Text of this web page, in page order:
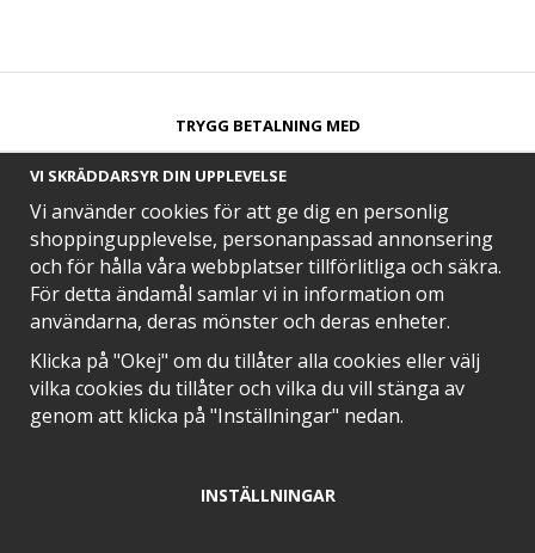
TRYGG BETALNING MED​
SNABB LEVERANS MED
EN DEL AV
VI SKRÄDDARSYR DIN UPPLEVELSE
Vi använder cookies för att ge dig en personlig
shoppingupplevelse, personanpassad annonsering
och för hålla våra webbplatser tillförlitliga och säkra.
För detta ändamål samlar vi in information om
användarna, deras mönster och deras enheter.
Klicka på "Okej" om du tillåter alla cookies eller välj
vilka cookies du tillåter och vilka du vill stänga av
genom att klicka på "Inställningar" nedan.
INSTÄLLNINGAR